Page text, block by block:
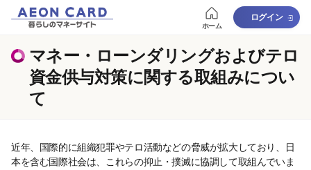
ホーム
ログイン
マネー・ローンダリングおよびテロ
資金供与対策に関する取組みについ
て
近年、国際的に組織犯罪やテロ活動などの脅威が拡大しており、日
本を含む国際社会は、これらの抑止・撲滅に協調して取組んでいま